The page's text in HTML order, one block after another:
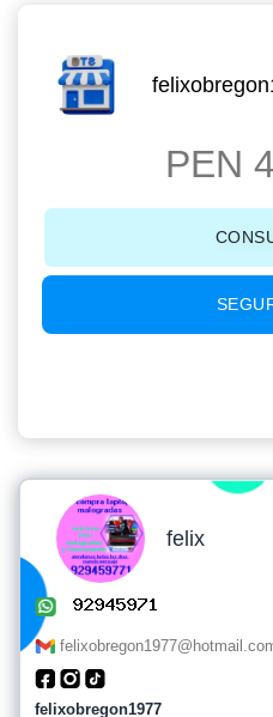
PEN
felix
felixobregon1977